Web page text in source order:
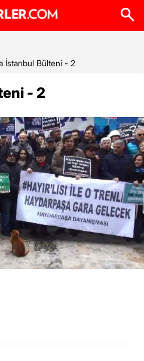
İstanbul Bülteni - 2
- 2